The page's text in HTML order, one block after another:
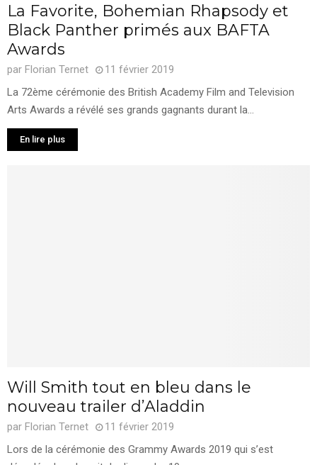
La Favorite, Bohemian Rhapsody et
Black Panther primés aux BAFTA
Awards
par Florian Ternet
11 février 2019
La 72ème cérémonie des British Academy Film and Television
Arts Awards a révélé ses grands gagnants durant la...
En lire plus
Will Smith tout en bleu dans le
nouveau trailer d’Aladdin
par Florian Ternet
11 février 2019
Lors de la cérémonie des Grammy Awards 2019 qui s’est